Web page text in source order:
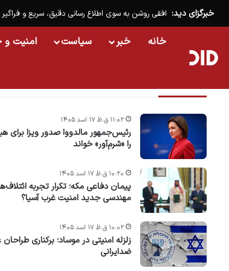
خبرگزای دید: افقی روشن به سوی اطلاع رسانی دقیق، سریع و فراگیر
خانه خبر سیاست امنیت و
رئیس‌جمهور مالدووا صدور ویزا برای
را «شرم‌آور» خواند
۱۱:۰۲ ق.ظ ۱۷ اسد ۱۴۰۵
پیمان دفاعی مکه؛ تکرار تجربه
مهندسی جدید امنیت غرب آسیا؟
۱۰:۲۰ ق.ظ ۱۷ اسد ۱۴۰۵
زلزله امنیتی در موساد؛ برکناری
ضدایرانی
۱۰:۰۲ ق.ظ ۱۷ اسد ۱۴۰۵